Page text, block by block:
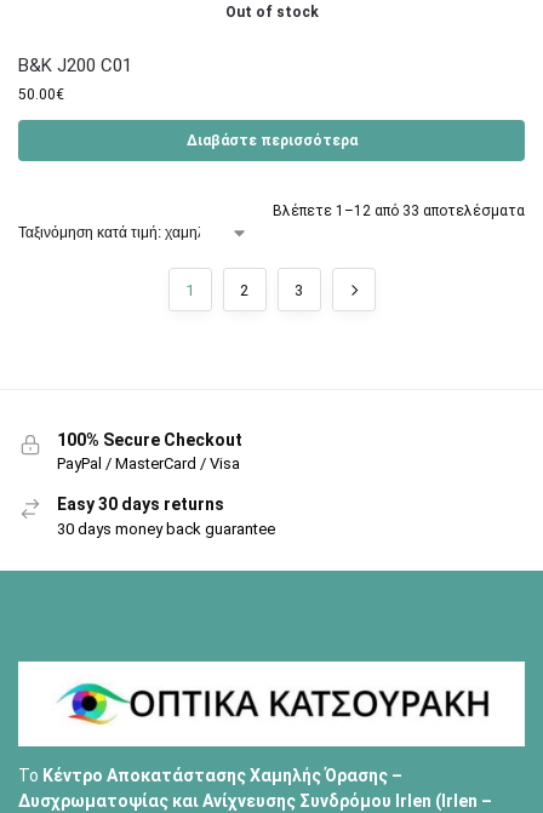
Out of stock
B&K J200 C01
50.00€
Διαβάστε περισσότερα
Βλέπετε 1–12 από 33 αποτελέσματα
1 2 3
100% Secure Checkout
PayPal / MasterCard / Visa
Easy 30 days returns
30 days money back guarantee
Το Κέντρο Αποκατάστασης Χαμηλής Όρασης –
Δυσχρωματοψίας και Ανίχνευσης Συνδρόμου Irlen (Irlen –